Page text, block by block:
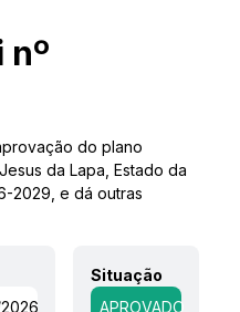
nº
do plano
da Lapa, Estado da
2029, e dá outras
Situação
APROVADO